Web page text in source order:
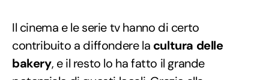
Il cinema e le serie tv hanno di certo
contribuito a diffondere la cultura delle
bakery, e il resto lo ha fatto il grande